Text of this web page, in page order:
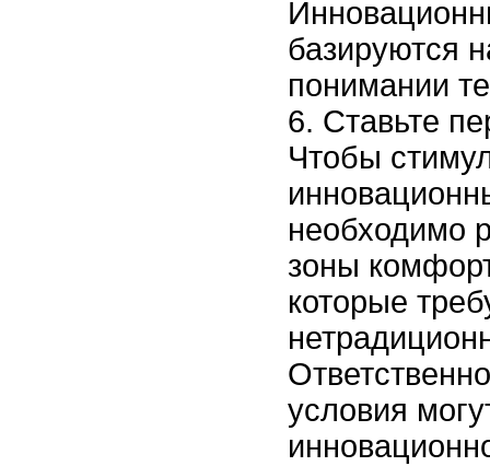
базируются
понимании
Ставьте
Чтобы
необходимо
зоны
которые
условия